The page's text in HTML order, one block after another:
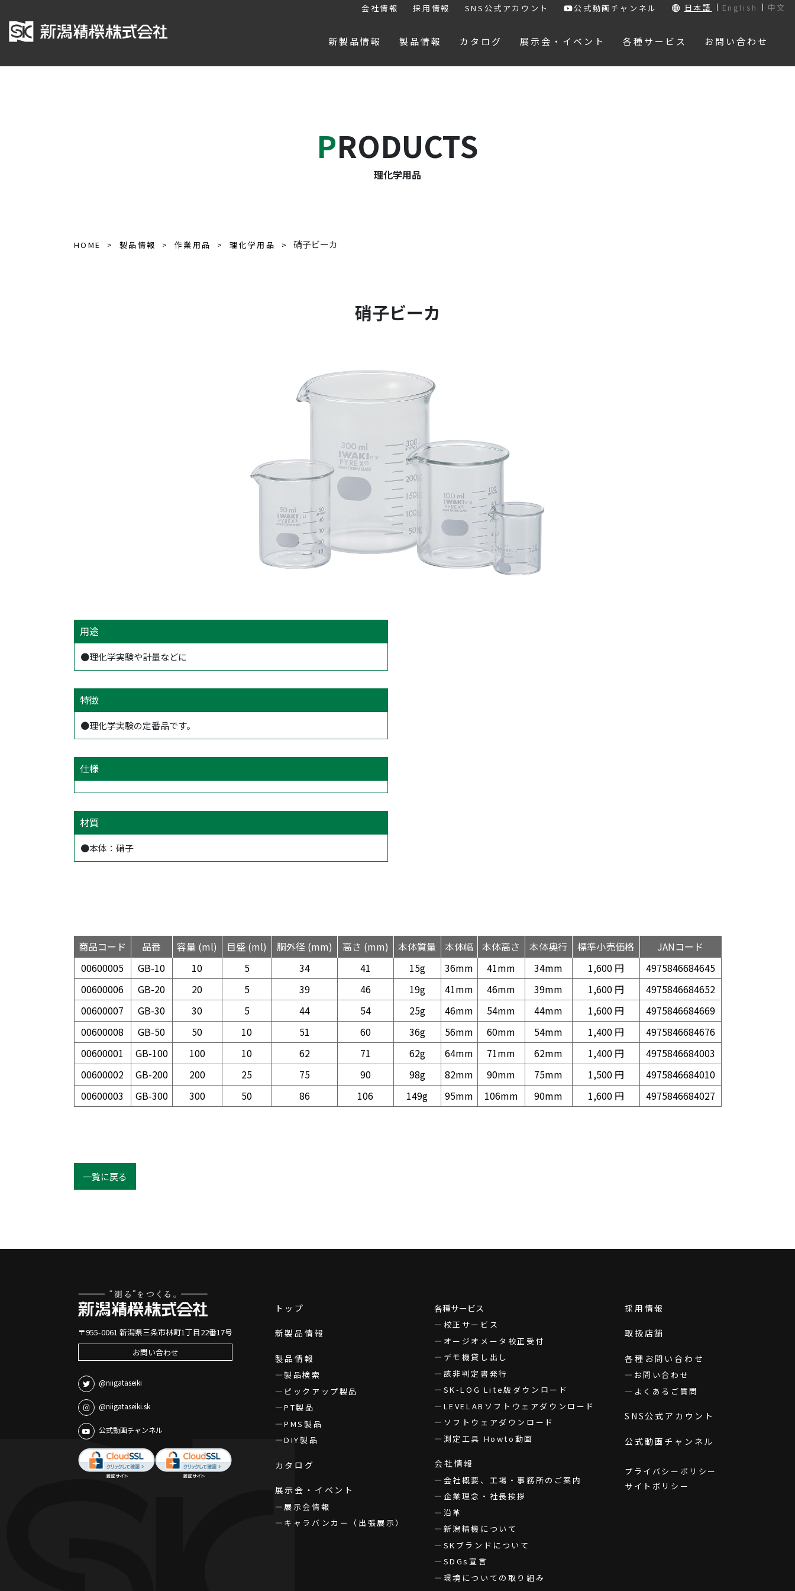
会社情報 採用情報 SNS公式アカウント 公式動画チャンネル 日本語 English 中文
新製品情報 製品情報 カタログ 展示会・イベント 各種サービス お問い合わせ
PRODUCTS
理化学用品
HOME 製品情報 作業用品 理化学用品 硝子ビーカ
硝子ビーカ
用途
●理化学実験や計量などに
特徴
●理化学実験の定番品です。
仕様
材質
●本体：硝子
商品コード 品番 容量 (ml) 目盛 (ml) 胴外径 (mm) 高さ (mm) 本体質量 本体幅 本体高さ 本体奥行 標準小売価格
JANコード
00600005
GB-10 10 5 34 41 15g 36mm 41mm 34mm 1,600 円
4975846684645
00600006
GB-20 20 5 39 46 19g 41mm 46mm 39mm 1,600 円
4975846684652
00600007
GB-30 30 5 44 54 25g 46mm 54mm 44mm 1,600 円
4975846684669
00600008
GB-50 50 10 51 60 36g 56mm 60mm 54mm 1,400 円
4975846684676
00600001
GB-100 100 10 62 71 62g 64mm 71mm 62mm 1,400 円
4975846684003
00600002
GB-200 200 25 75 90 98g 82mm 90mm 75mm 1,500 円
4975846684010
00600003
GB-300 300 50 86 106 149g 95mm 106mm 90mm 1,600 円 4975846684027
一覧に戻る
〒955-0061 新潟県三条市林町1丁目22番17号
お問い合わせ
@niigataseiki
@niigataseiki.sk
公式動画チャンネル
トップ
新製品情報
製品情報
製品検索
ピックアップ製品
PT製品
PMS製品
DIY製品
カタログ
展示会・イベント
展示会情報
キャラバンカー（出張展示）
各種サービス
校正サービス
オージオメータ校正受付
デモ機貸し出し
該非判定書発行
SK-LOG Lite版ダウンロード
LEVELABソフトウェアダウンロード
ソフトウェアダウンロード
測定工具 Howto動画
会社情報
会社概要、工場・事務所のご案内
企業理念・社長挨拶
沿革
新潟精機について
SKブランドについて
SDGs宣言
環境についての取り組み
採用情報
取扱店舗
各種お問い合わせ
お問い合わせ
よくあるご質問
SNS公式アカウント
公式動画チャンネル
プライバシーポリシー
サイトポリシー